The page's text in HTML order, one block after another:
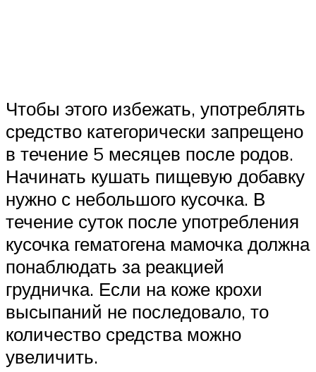
Чтобы этого избежать, употреблять
средство категорически запрещено
в течение 5 месяцев после родов.
Начинать кушать пищевую добавку
нужно с небольшого кусочка. В
течение суток после употребления
кусочка гематогена мамочка должна
понаблюдать за реакцией
грудничка. Если на коже крохи
высыпаний не последовало, то
количество средства можно
увеличить.